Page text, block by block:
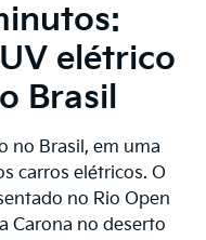
elétrico
Brasil
no Brasil, em uma
carros elétricos. O
no Rio Open
Carona no deserto